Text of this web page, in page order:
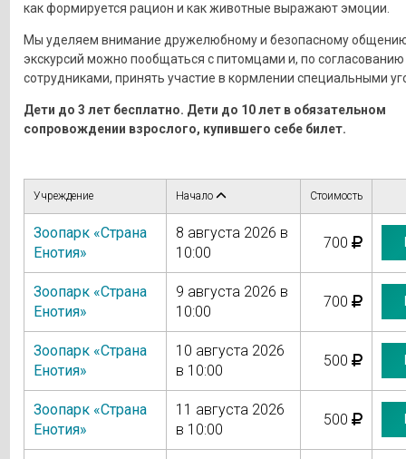
как формируется рацион и как животные выражают эмоции.
Мы уделяем внимание дружелюбному и безопасному
экскурсий можно пообщаться с питомцами и, по согласованию
сотрудниками, принять участие в кормлении специальными
Дети до 3 лет бесплатно. Дети до 10 лет в обязательном
сопровождении взрослого, купившего себе билет.
Учреждение Начало Стоимость
Зоопарк «Страна
Енотия»
8 августа 2026 в
10:00
700
Зоопарк «Страна
Енотия»
9 августа 2026 в
10:00
700
Зоопарк «Страна
Енотия»
10 августа 2026
в 10:00
500
Зоопарк «Страна
Енотия»
11 августа 2026
в 10:00
500